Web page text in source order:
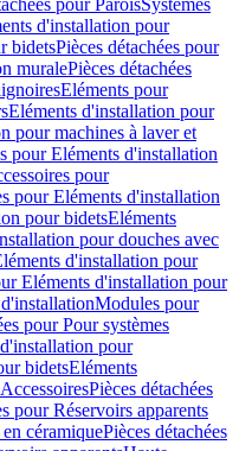
pour ParoisSystèmes
d'installation pour
bidetsPièces détachées pour
muralePièces détachées
Eléments pour
Eléments d'installation pour
pour machines à laver et
pour Eléments d'installation
pour
pour Eléments d'installation
pour bidetsEléments
pour douches avec
d'installation pour
Eléments d'installation pour
Modules pour
pour Pour systèmes
pour
bidetsEléments
AccessoiresPièces détachées
pour Réservoirs apparents
céramiquePièces détachées